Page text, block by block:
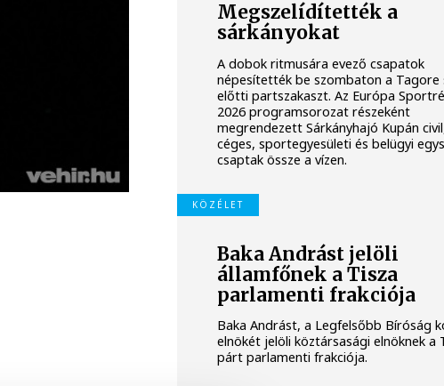
Megszelídítették a
sárkányokat
A dobok ritmusára evező csapatok
népesítették be szombaton a Tagore
előtti partszakaszt. Az Európa
2026 programsorozat részeként
megrendezett Sárkányhajó Kupán
céges, sportegyesületi és belügyi
csaptak össze a vízen.
KÖZÉLET
Baka Andrást jelöli
államfőnek a Tisza
parlamenti frakciója
Baka Andrást, a Legfelsőbb Bíróság
elnökét jelöli köztársasági elnöknek a
párt parlamenti frakciója.